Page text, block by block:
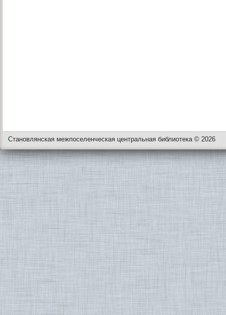
Становлянская межпоселенческая центральная библиотека © 2026